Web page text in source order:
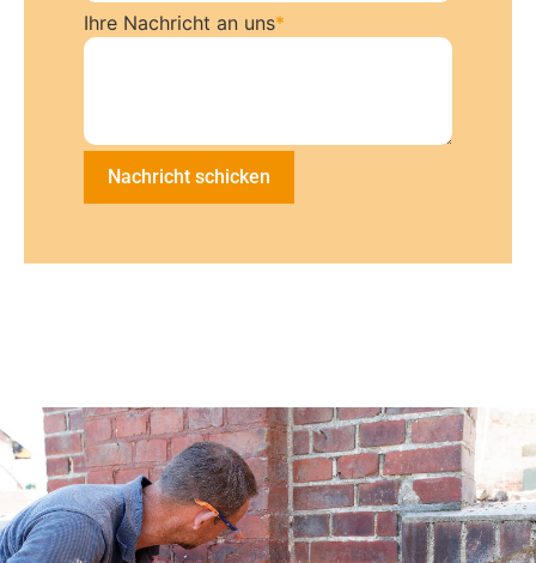
Ihre Nachricht an uns*
Nachricht schicken